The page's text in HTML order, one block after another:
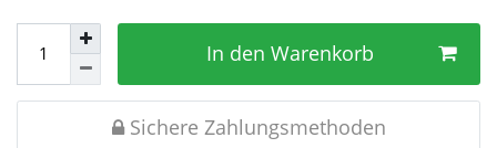
In den Warenkorb
Sichere Zahlungsmethoden